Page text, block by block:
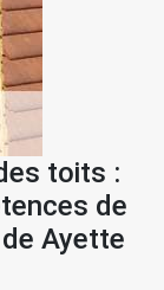
toits :
de
Ayette